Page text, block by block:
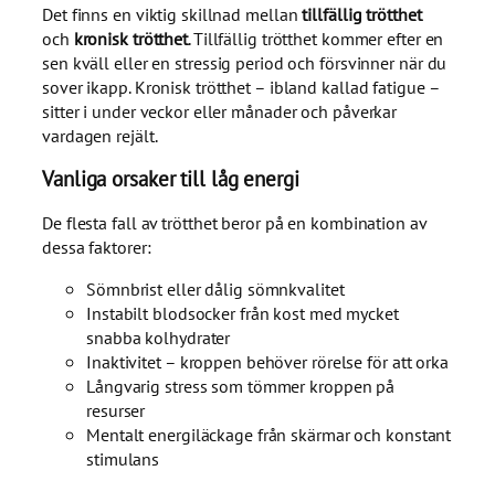
Det finns en viktig skillnad mellantillfällig trötthet
och kronisk trötthet. Tillfällig trötthet kommer efter en
sen kväll eller en stressig period och försvinner när du
sover ikapp. Kronisk trötthet – ibland kallad fatigue –
sitter i under veckor eller månader och påverkar
vardagen rejält.
Vanliga orsaker till låg energi
De flesta fall av trötthet beror på en kombination av
dessa faktorer:
Sömnbrist eller dålig sömnkvalitet
Instabilt blodsocker från kost med mycket
snabba kolhydrater
Inaktivitet – kroppen behöver rörelse för att orka
Långvarig stress som tömmer kroppen på
resurser
Mentalt energiläckage från skärmar och konstant
stimulans